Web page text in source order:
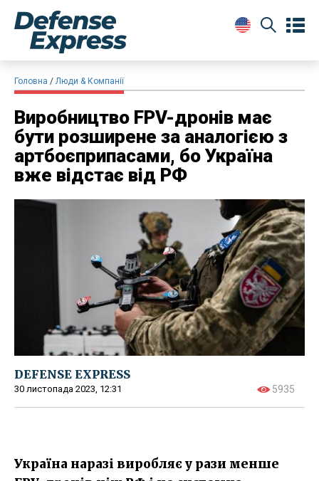
Головна Люди & Компанії
Виробництво FPV-дронів має
бути розширене за аналогією з
артбоєприпасами, бо Україна
вже відстає від РФ
DEFENSE EXPRESS
30 листопада 2023, 12:31 5935
Україна наразі виробляє у рази менше